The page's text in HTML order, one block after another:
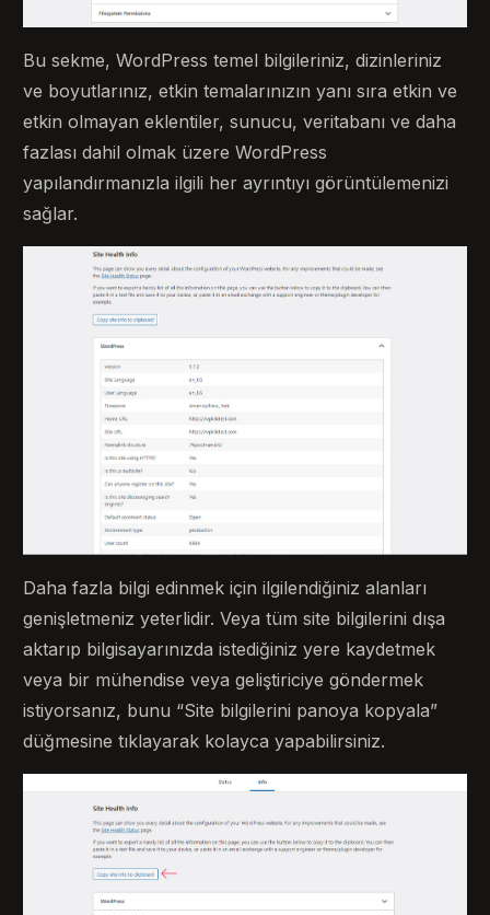
Bu sekme, WordPress temel bilgileriniz, dizinleriniz
ve boyutlarınız, etkin temalarınızın yanı sıra etkin ve
etkin olmayan eklentiler, sunucu, veritabanı ve daha
fazlası dahil olmak üzere WordPress
yapılandırmanızla ilgili her ayrıntıyı görüntülemenizi
sağlar.
Daha fazla bilgi edinmek için ilgilendiğiniz alanları
genişletmeniz yeterlidir. Veya tüm site bilgilerini dışa
aktarıp bilgisayarınızda istediğiniz yere kaydetmek
veya bir mühendise veya geliştiriciye göndermek
istiyorsanız, bunu “Site bilgilerini panoya kopyala”
düğmesine tıklayarak kolayca yapabilirsiniz.